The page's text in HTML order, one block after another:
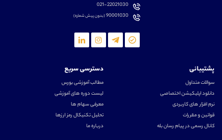
021-22021030
90001030(بدون پیش شماره)
پشتیبانی
سوالات متداول
دانلود اپلیکیشن اختصاصی
نرم افزار های کاربردی
قوانین و مقررات
کانال رسمی در پیام رسان بله
دسترسی سریع
مطالب آموزشی بورس
لیست دوره های آموزشی
معرفی سهام ها
تحلیل تکنیکال رمز ارزها
درباره ما